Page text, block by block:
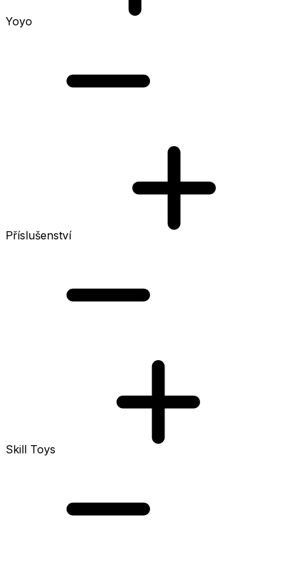
Yoyo
Příslušenství
Skill Toys